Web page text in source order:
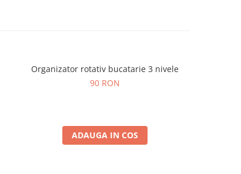
Organizator rotativ bucatarie 3 nivele
90 RON
ADAUGA IN COS